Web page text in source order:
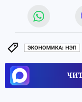
ЭКОНОМИКА: НЭП